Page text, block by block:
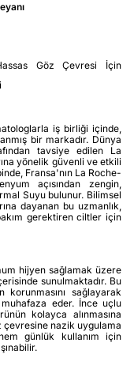
Göz Çevresi İçin
iş birliği içinde,
bir markadır. Dünya
tavsiye edilen La
yönelik güvenli ve etkili
Fransa'nın La Roche-
açısından zengin,
Suyu bulunur. Bilimsel
dayanan bu uzmanlık,
gerektiren ciltler için
hijyen sağlamak üzere
sunulmaktadır. Bu
sağlayarak
eder. İnce uçlu
kolayca alınmasına
çevresine nazik uygulama
günlük kullanım için